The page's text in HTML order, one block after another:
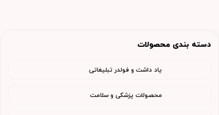
دسته بندی محصولات
یاد داشت و فولدر تبلیغاتی
محصولات پزشکی و سلامت